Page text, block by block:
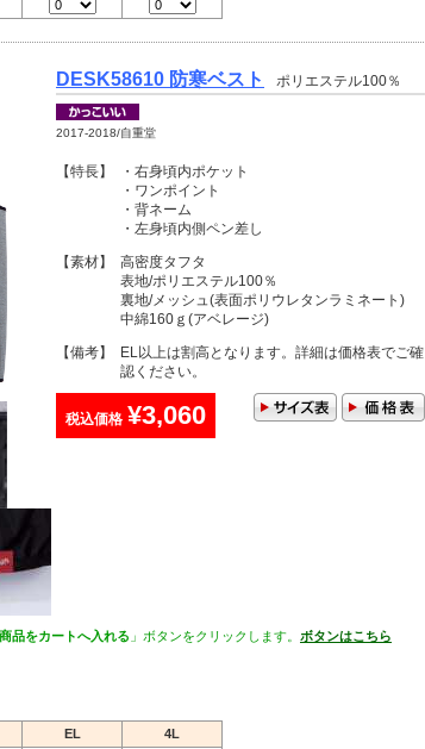
DESK58610 防寒ベスト ポリエステル100％
2017-2018/自重堂
【特長】
・右身頃内ポケット
・ワンポイント
・背ネーム
・左身頃内側ペン差し
【素材】
高密度タフタ
表地/ポリエステル100％
裏地/メッシュ(表面ポリウレタンラミネート)
中綿160ｇ(アベレージ)
【備考】
EL以上は割高となります。詳細は価格表でご確
認ください。
税込価格 ¥3,060
商品をカートへ入れる 」ボタンをクリックします。 ボタンはこちら
EL 4L